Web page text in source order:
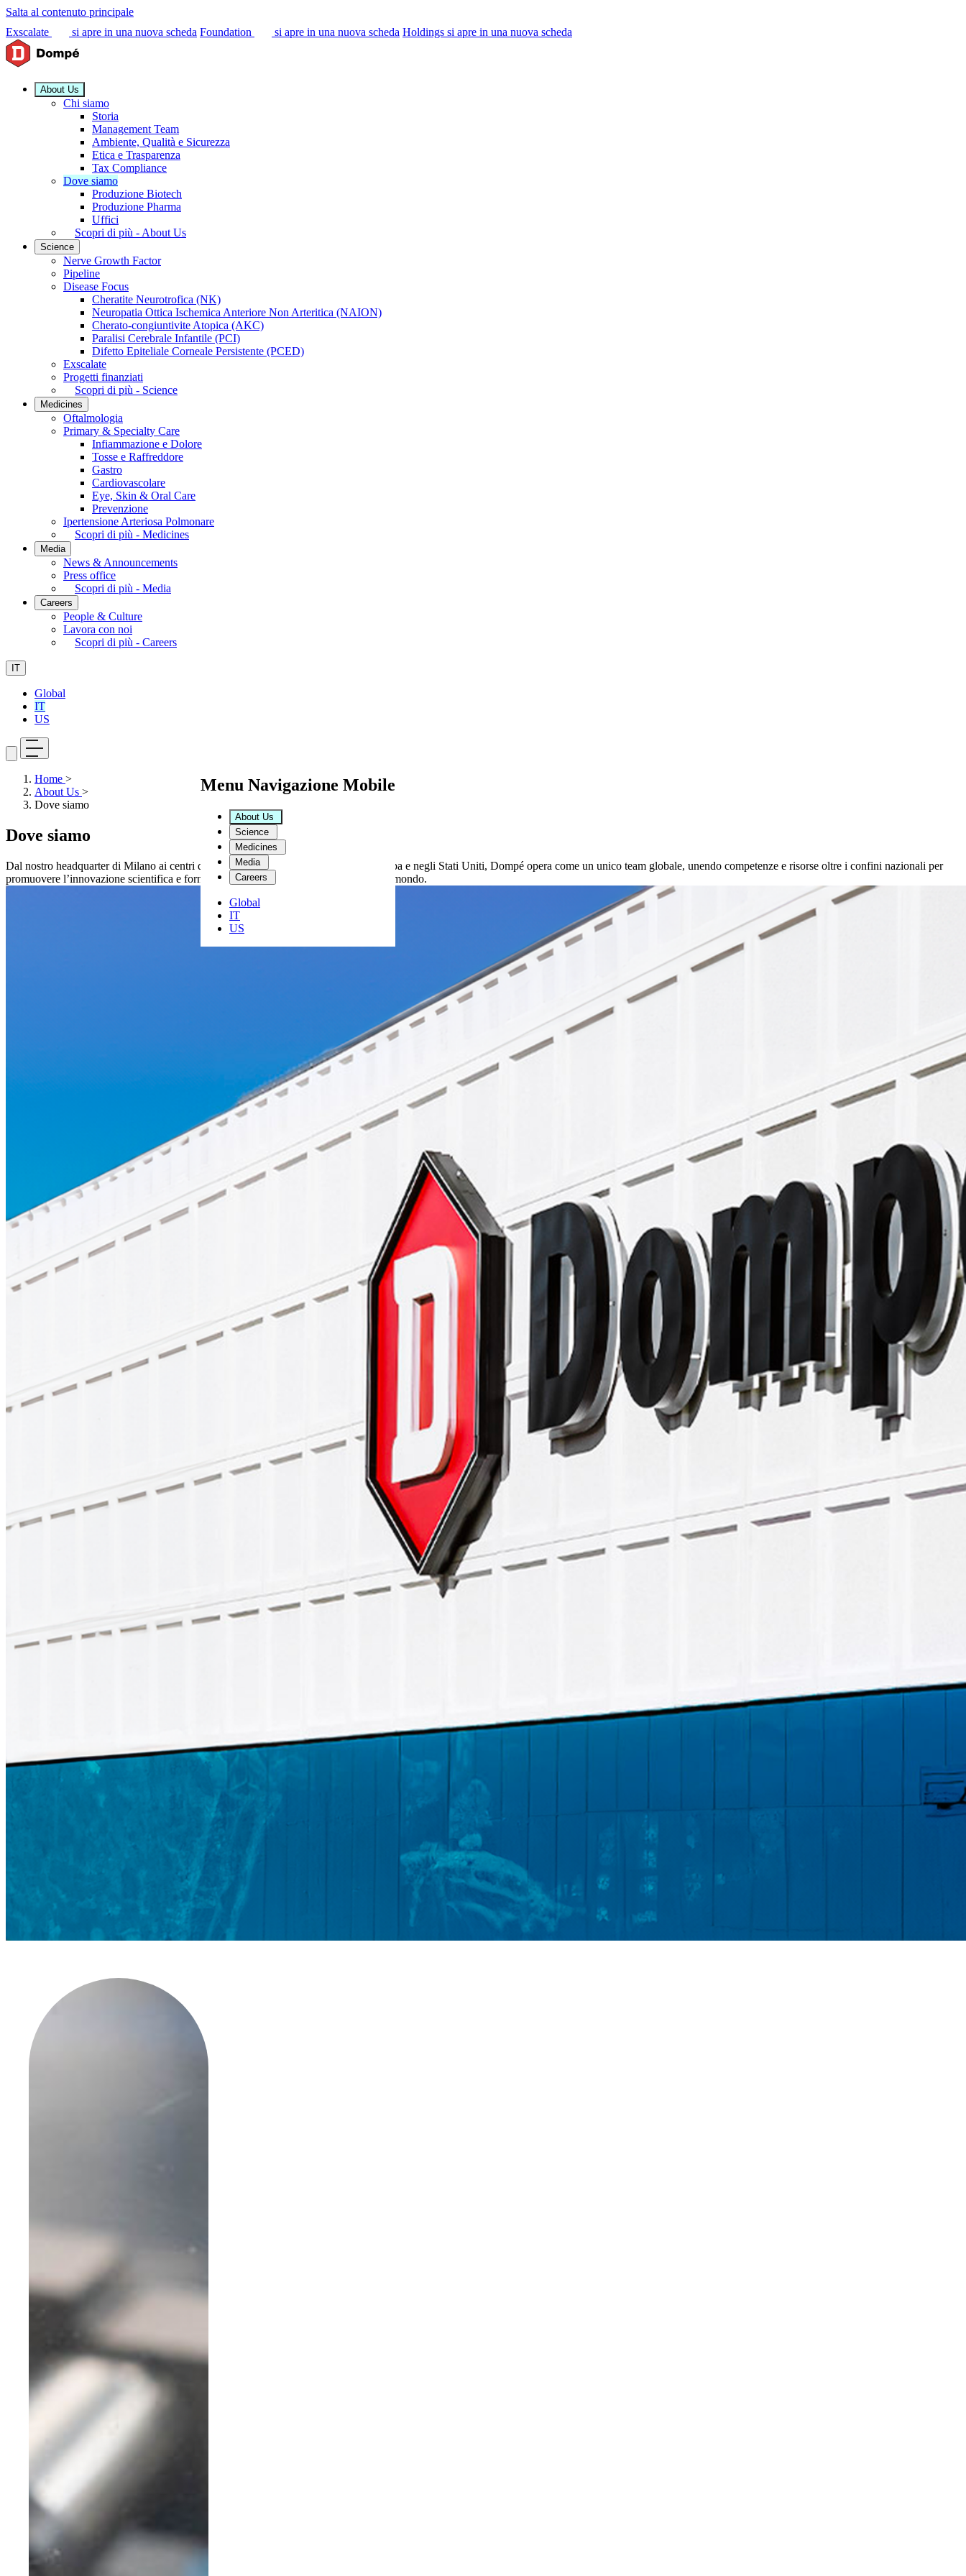
Salta al contenuto principale
Exscalate
si apre in una nuova scheda Foundation si apre in una nuova scheda Holdings si apre in una nuova scheda
About Us
Chi siamo
Storia
Management Team
Ambiente, Qualità e Sicurezza
Etica e Trasparenza
Tax Compliance
Dove siamo
Produzione Biotech
Produzione Pharma
Uffici
Scopri di più - About Us
Science
Nerve Growth Factor
Pipeline
Disease Focus
Cheratite Neurotrofica (NK)
Neuropatia Ottica Ischemica Anteriore Non Arteritica (NAION)
Cherato-congiuntivite Atopica (AKC)
Paralisi Cerebrale Infantile (PCI)
Difetto Epiteliale Corneale Persistente (PCED)
Exscalate
Progetti finanziati
Scopri di più - Science
Medicines
Oftalmologia
Primary & Specialty Care
Infiammazione e Dolore
Tosse e Raffreddore
Gastro
Cardiovascolare
Eye, Skin & Oral Care
Prevenzione
Ipertensione Arteriosa Polmonare
Scopri di più - Medicines
Media
News & Announcements
Press office
Scopri di più - Media
Careers
People & Culture
Lavora con noi
Scopri di più - Careers
IT
Global
IT
US
Menu Navigazione Mobile
About Us
Science
Medicines
Media
Careers
Global
IT
US
Home >
About Us >
Dove siamo
Dove siamo
Dal nostro headquarter di Milano ai centri di ricerca e sviluppo e commerciali in Europa e negli Stati Uniti, Dompé opera come un unico team globale, unendo competenze e risorse oltre i confini nazionali per
promuovere l’innovazione scientifica e fornire terapie innovative ai pazienti in tutto il mondo.